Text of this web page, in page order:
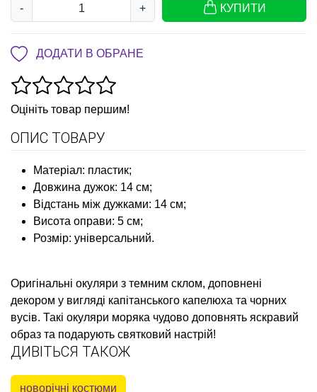
- + КУПИТИ
ДОДАТИ В ОБРАНЕ
Оцініть товар першим!
ОПИС ТОВАРУ
Матеріал: пластик;
Довжина дужок: 14 см;
Відстань між дужками: 14 см;
Висота оправи: 5 см;
Розмір: універсальний.
Оригінальні окуляри з темним склом, доповнені
декором у вигляді капітанського капелюха та чорних
вусів. Такі окуляри моряка чудово доповнять яскравий
образ та подарують святковий настрій!
ДИВІТЬСЯ ТАКОЖ
новорічні костюми